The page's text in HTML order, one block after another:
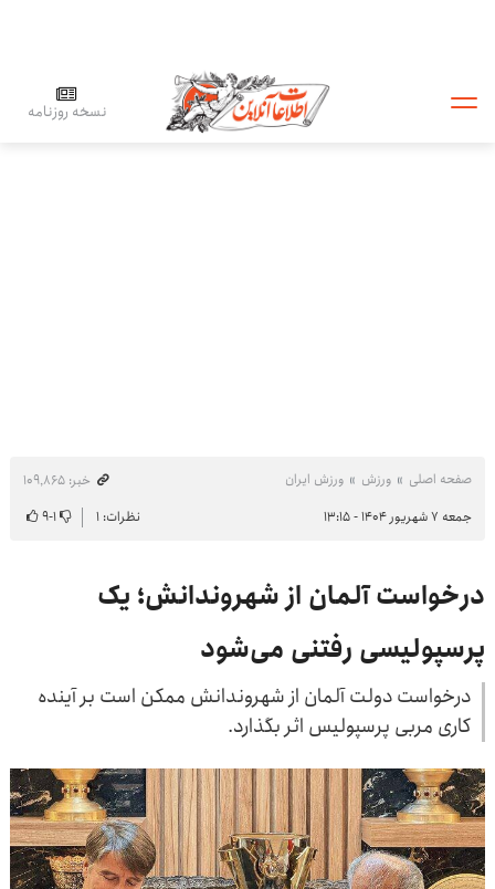
نسخه روزنامه
صفحه اصلی ورزش ورزش ایران
خبر: ۱۰۹٬۸۶۵
جمعه ۷ شهریور ۱۴۰۴ - ۱۳:۱۵
نظرات: ۱ ۱-۹
درخواست آلمان از شهروندانش؛ یک
پرسپولیسی رفتنی می‌شود
درخواست دولت آلمان از شهروندانش ممکن است بر آینده
کاری مربی پرسپولیس اثر بگذارد.